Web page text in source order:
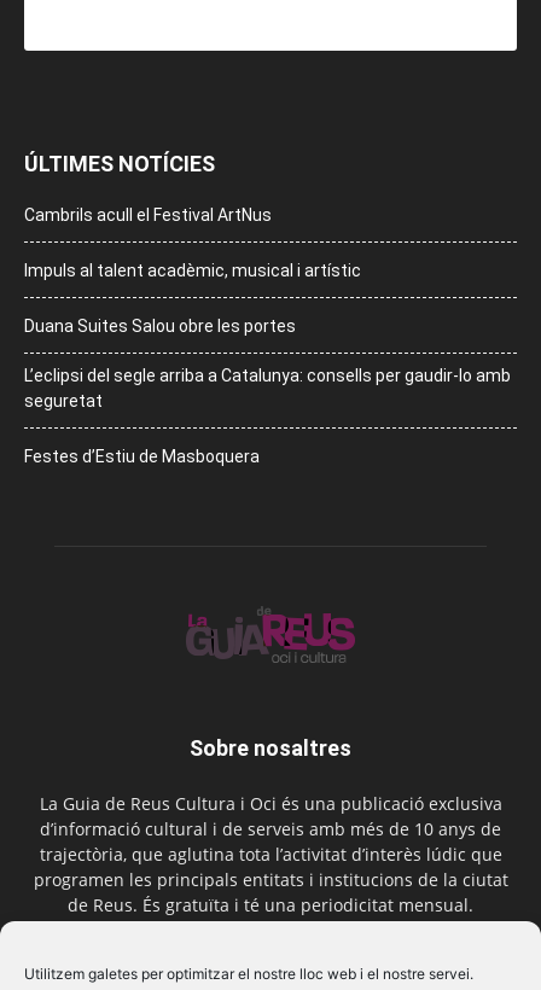
Utilitzem galetes per optimitzar el nostre lloc web i el nostre servei.
ÚLTIMES NOTÍCIES
Cambrils acull el Festival ArtNus
Impuls al talent acadèmic, musical i artístic
Duana Suites Salou obre les portes
L’eclipsi del segle arriba a Catalunya: consells per gaudir-lo amb
seguretat
Festes d’Estiu de Masboquera
Sobre nosaltres
La Guia de Reus Cultura i Oci és una publicació exclusiva
d’informació cultural i de serveis amb més de 10 anys de
trajectòria, que aglutina tota l’activitat d’interès lúdic que
programen les principals entitats i institucions de la ciutat
de Reus. És gratuïta i té una periodicitat mensual.